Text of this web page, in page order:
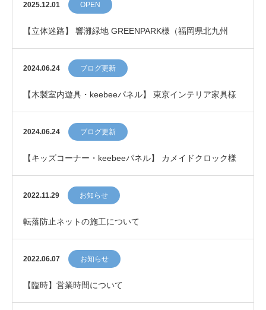
2025.12.01 OPEN
【立体迷路】 響灘緑地 GREENPARK様（福岡県北九州
市）にOPEN！
2024.06.24 ブログ更新
【木製室内遊具・keebeeパネル】 東京インテリア家具様
に導入しました
2024.06.24 ブログ更新
【キッズコーナー・keebeeパネル】 カメイドクロック様
に導入しました
2022.11.29 お知らせ
転落防止ネットの施工について
2022.06.07 お知らせ
【臨時】営業時間について